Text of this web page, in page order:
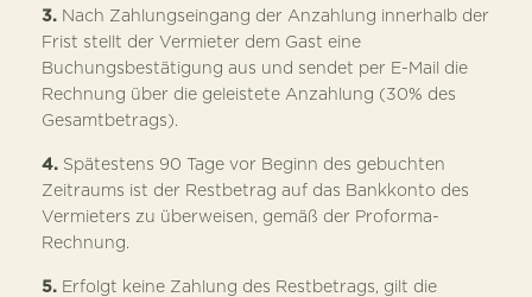
3. Nach Zahlungseingang der Anzahlung innerhalb der
Frist stellt der Vermieter dem Gast eine
Buchungsbestätigung aus und sendet per E-Mail die
Rechnung über die geleistete Anzahlung (30% des
Gesamtbetrags).
4. Spätestens 90 Tage vor Beginn des gebuchten
Zeitraums ist der Restbetrag auf das Bankkonto des
Vermieters zu überweisen, gemäß der Proforma-
Rechnung.
5. Erfolgt keine Zahlung des Restbetrags, gilt die